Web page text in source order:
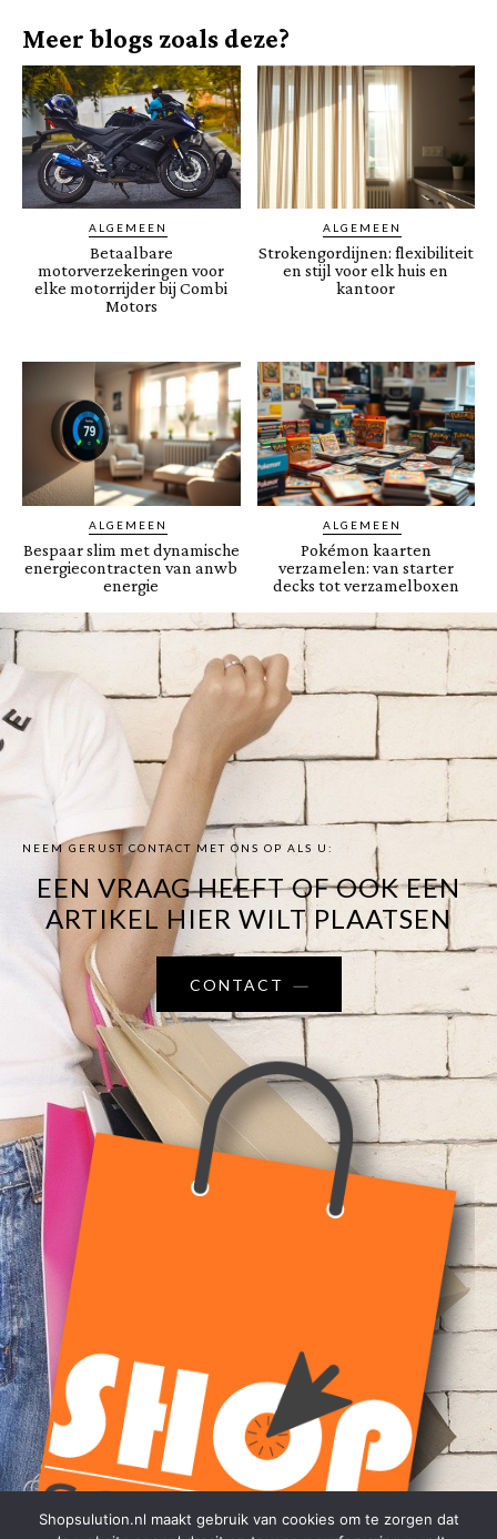
Meer blogs zoals deze?
ALGEMEEN
Betaalbare
motorverzekeringen voor
elke motorrijder bij Combi
Motors
ALGEMEEN
Strokengordijnen: flexibiliteit
en stijl voor elk huis en
kantoor
ALGEMEEN
Bespaar slim met dynamische
energiecontracten van anwb
energie
ALGEMEEN
Pokémon kaarten
verzamelen: van starter
decks tot verzamelboxen
NEEM GERUST CONTACT MET ONS OP ALS U:
EEN VRAAG HEEFT OF OOK EEN
ARTIKEL HIER WILT PLAATSEN
CONTACT
Shopsulution.nl maakt gebruik van cookies om te zorgen dat